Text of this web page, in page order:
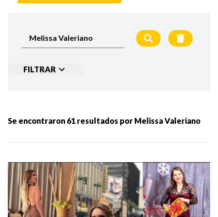
FILTRAR
MÁS RECIENTES
MENOS RECIENTES
Periodo:
Se encontraron 61 resultados por Melissa Valeriano